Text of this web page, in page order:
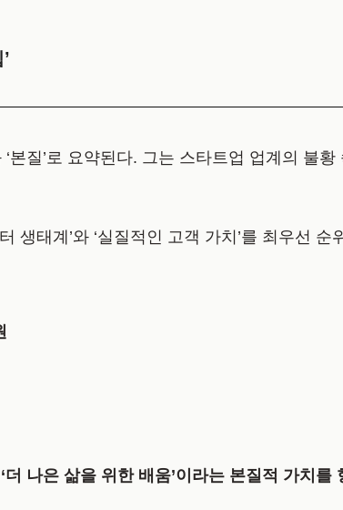
본질’로 요약된다. 그는 스타트업 업계의 불
생태계’와 ‘실질적인 고객 가치’를 최우선 순
나은 삶을 위한 배움’이라는 본질적 가치